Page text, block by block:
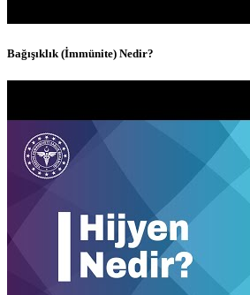
Bağışıklık (İmmünite) Nedir?